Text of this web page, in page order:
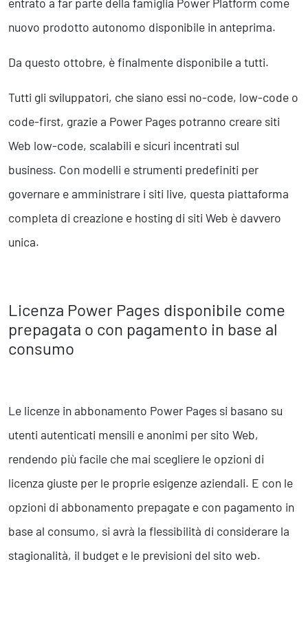
Business Intelligence, Analitiche e Intelligenza Artificiale
Sviluppo App
Operation
Smart Working
Project Management
Finanza & Gestione Economica
Sistemi di Gestione
Safety
Sicurezza sul Lavoro
nuovo prodotto autonomo disponibile in anteprima.
Da questo ottobre, è finalmente disponibile a tutti.
Tutti gli sviluppatori, che siano essi no-code, low-code o
code-first, grazie a Power Pages potranno creare siti
Web low-code, scalabili e sicuri incentrati sul
business. Con modelli e strumenti predefiniti per
governare e amministrare i siti live, questa piattaforma
completa di creazione e hosting di siti Web è davvero
unica.
Licenza Power Pages disponibile come
prepagata o con pagamento in base al
consumo
Le licenze in abbonamento Power Pages si basano su
utenti autenticati mensili e anonimi per sito Web,
rendendo più facile che mai scegliere le opzioni di
licenza giuste per le proprie esigenze aziendali. E con le
opzioni di abbonamento prepagate e con pagamento in
base al consumo, si avrà la flessibilità di considerare la
stagionalità, il budget e le previsioni del sito web.